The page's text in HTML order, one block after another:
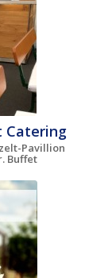
Catering
Pavillion
Buffet